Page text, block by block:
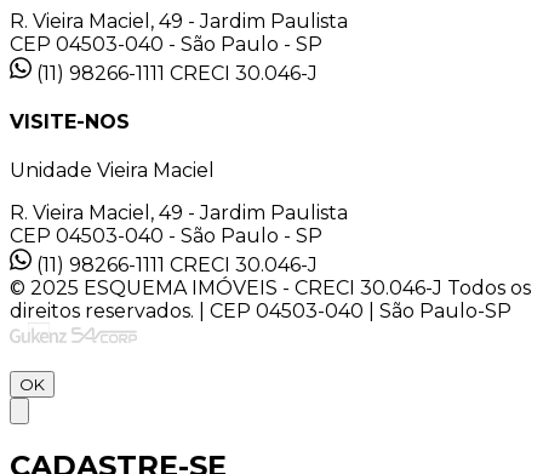
R. Vieira Maciel, 49 - Jardim Paulista
CEP 04503-040 - São Paulo - SP
(11) 98266-1111 CRECI 30.046-J
VISITE-NOS
Unidade Vieira Maciel
R. Vieira Maciel, 49 - Jardim Paulista
CEP 04503-040 - São Paulo - SP
(11) 98266-1111 CRECI 30.046-J
© 2025 ESQUEMA IMÓVEIS - CRECI 30.046-J Todos os
direitos reservados. | CEP 04503-040 | São Paulo-SP
OK
CADASTRE-SE